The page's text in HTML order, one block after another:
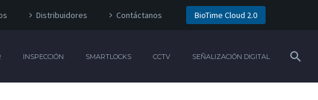
Distribuidores Contáctanos BioTime Cloud 2.0
INSPECCIÓN SMARTLOCKS CCTV SEÑALIZACIÓN DIGITAL